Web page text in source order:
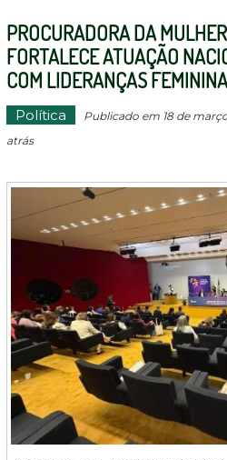
PROCURADORA DA
FORTALECE ATUAÇÃO
COM LIDERANÇAS
Política
Publicado em 18 de
atrás